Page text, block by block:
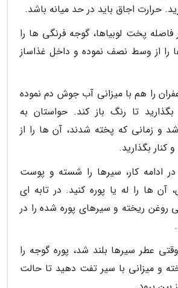
حرارت اجاق باید در حد میانه باشد.
فاصله پخت لوبیاها، گوجه فرنگی ها را
را از وسط نصف نموده و داخل غذاساز
را هم با میزانی آب جوش دم نموده
تا رنگ باز کند. حواستان به
و زمانی که پخته شدند، آن ها را از
کنار بگذارید.
در ادامه کار، سیرها را شسته و پوست
آن ها را له یا پوره کنید. در تابه ای
روغن ریخته و سیرهای پوره شده را در
عطر سیرها بلند شد، پوره گوجه را
و میزانی با سیر تفت دهید تا حالت